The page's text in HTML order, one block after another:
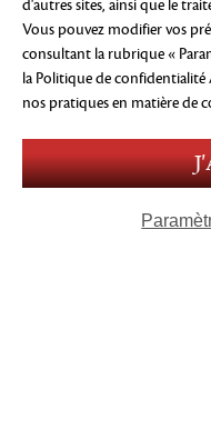
d'autres sites, ainsi que le
Vous pouvez modifier vos
consultant la rubrique «
la Politique de confidentialité
nos pratiques en matière de